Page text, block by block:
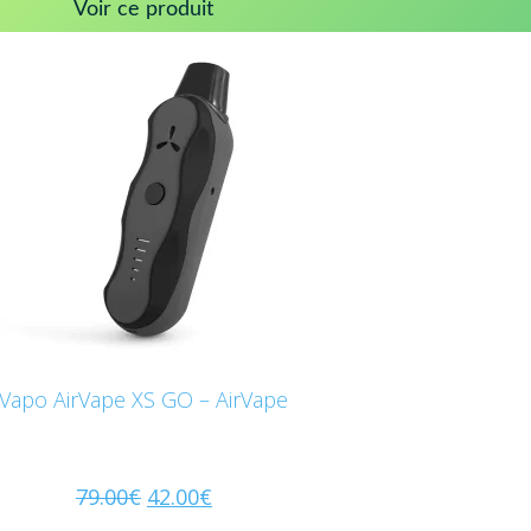
Voir ce produit
Vapo AirVape XS GO – AirVape
79.00€ 42.00€